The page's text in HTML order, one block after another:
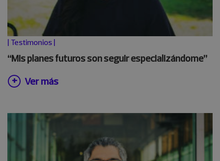
| Testimonios |
“Mis planes futuros son seguir especializándome”
Ver más